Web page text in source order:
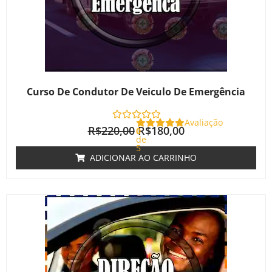
Curso De Condutor De Veiculo De Emergência
Avaliação
0
de
5
R$220,00 R$180,00
ADICIONAR AO CARRINHO